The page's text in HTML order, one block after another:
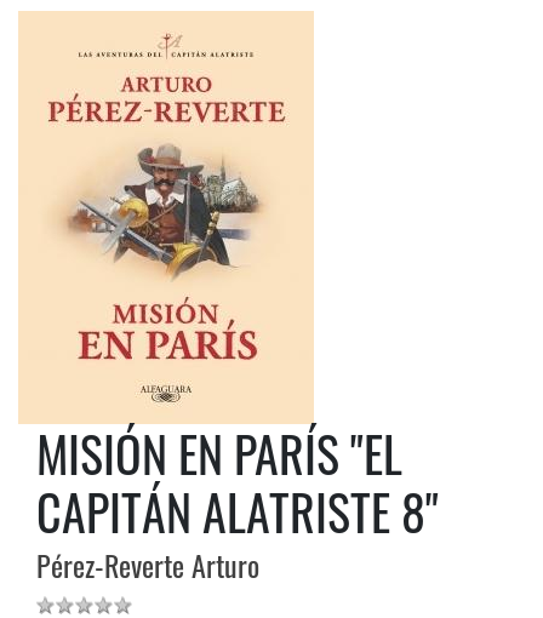
MISIÓN EN PARÍS "EL
CAPITÁN ALATRISTE 8"
Pérez-Reverte Arturo